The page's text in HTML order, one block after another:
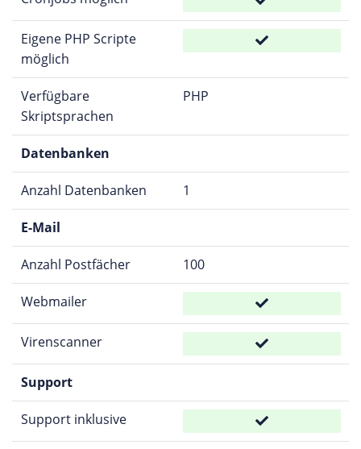
Eigene PHP Scripte
möglich
Verfügbare
Skriptsprachen
PHP
Datenbanken
Anzahl Datenbanken 1
E-Mail
Anzahl Postfächer 100
Webmailer
Virenscanner
Support
Support inklusive